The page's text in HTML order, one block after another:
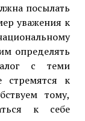
посылать
уважения к
определять
с теми
стремятся к
тому,
к себе